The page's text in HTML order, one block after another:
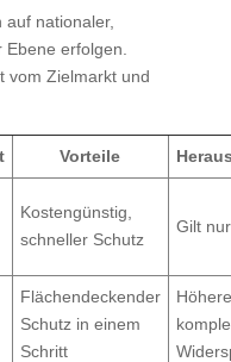
nationaler,
erfolgen.
vom Zielmarkt und
Vorteile
Kostengünstig,
schneller Schutz
Gilt
Flächendeckender
Schutz in einem
Schritt